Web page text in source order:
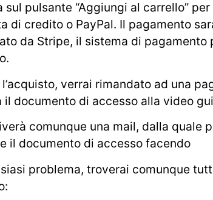
sul pulsante “Aggiungi al carrello”
di credito o PayPal. Il pagamento
da Stripe, il sistema di pagamento
verrai rimandato ad una
il documento di accesso alla video
comunque una mail, dalla quale
il documento di accesso facendo
problema, troverai comunque